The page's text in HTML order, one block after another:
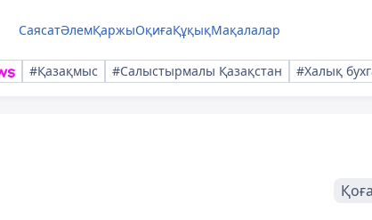
СаясатӘлемҚаржыОқиғаҚұқықМақалалар
#Қазақмыс #Салыстырмалы Қазақстан #Халық